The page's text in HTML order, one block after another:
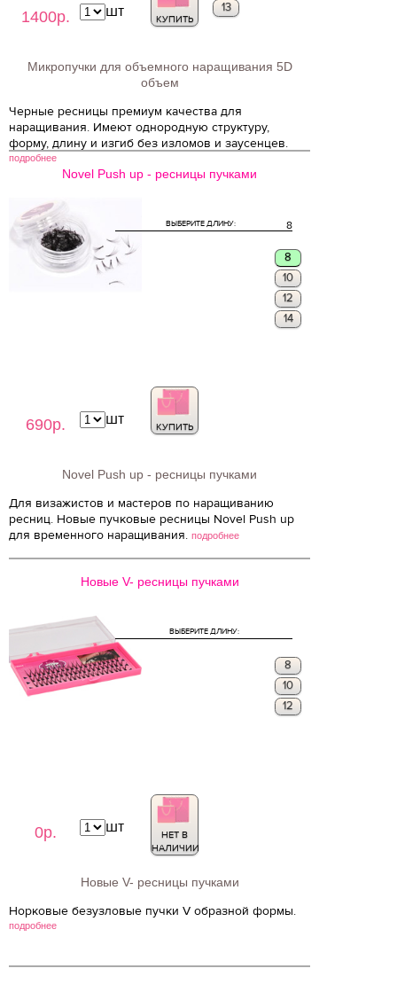
1400р.
13
КУПИТЬ
шт
Микропучки для объемного наращивания 5D
объем
Черные ресницы премиум качества для
наращивания. Имеют однородную структуру,
форму, длину и изгиб без изломов и заусенцев.
подробнее
Novel Push up - ресницы пучками
690р.
8
ВЫБЕРИТЕ ДЛИНУ:
8
10
12
14
КУПИТЬ
шт
Novel Push up - ресницы пучками
Для визажистов и мастеров по наращиванию
ресниц. Новые пучковые ресницы Novel Push up
для временного наращивания. подробнее
Новые V- ресницы пучками
0р.
ВЫБЕРИТЕ ДЛИНУ:
8
10
12
НЕТ В
НАЛИЧИИ
шт
Новые V- ресницы пучками
Норковые безузловые пучки V образной формы.
подробнее